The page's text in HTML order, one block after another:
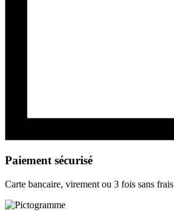
Paiement sécurisé
Carte bancaire, virement ou 3 fois sans frais